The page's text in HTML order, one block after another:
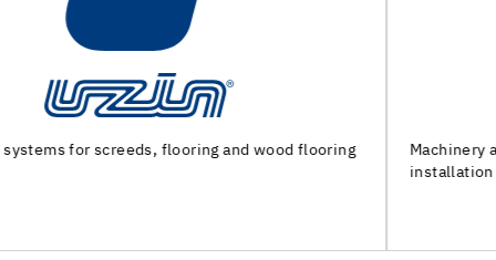
Machinery and special tools for subfloor preparation and